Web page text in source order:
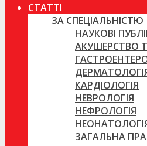
СТАТТІ
ЗА СПЕЦІАЛЬНІСТЮ
НАУКОВІ
АКУШЕРСТВО
КАРДІОЛОГІЯ
НЕВРОЛОГІЯ
НЕФРОЛОГІЯ
ЗАГАЛЬНА